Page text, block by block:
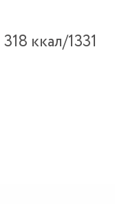
318 ккал/1331